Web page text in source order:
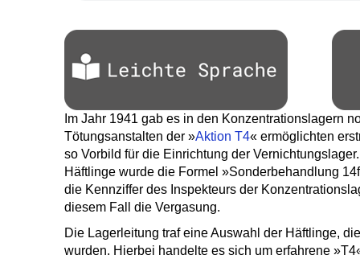
Im Jahr 1941 gab es in den Konzentrationslagern
Tötungsanstalten der »Aktion T4« ermöglichten
so Vorbild für die Einrichtung der
Häftlinge wurde die Formel »Sonderbehandlung
die Kennziffer des Inspekteurs der
diesem Fall die Vergasung.
Die Lagerleitung traf eine Auswahl der Häftlinge,
wurden. Hierbei handelte es sich um erfahrene